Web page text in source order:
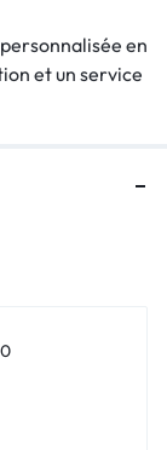
en
et un service